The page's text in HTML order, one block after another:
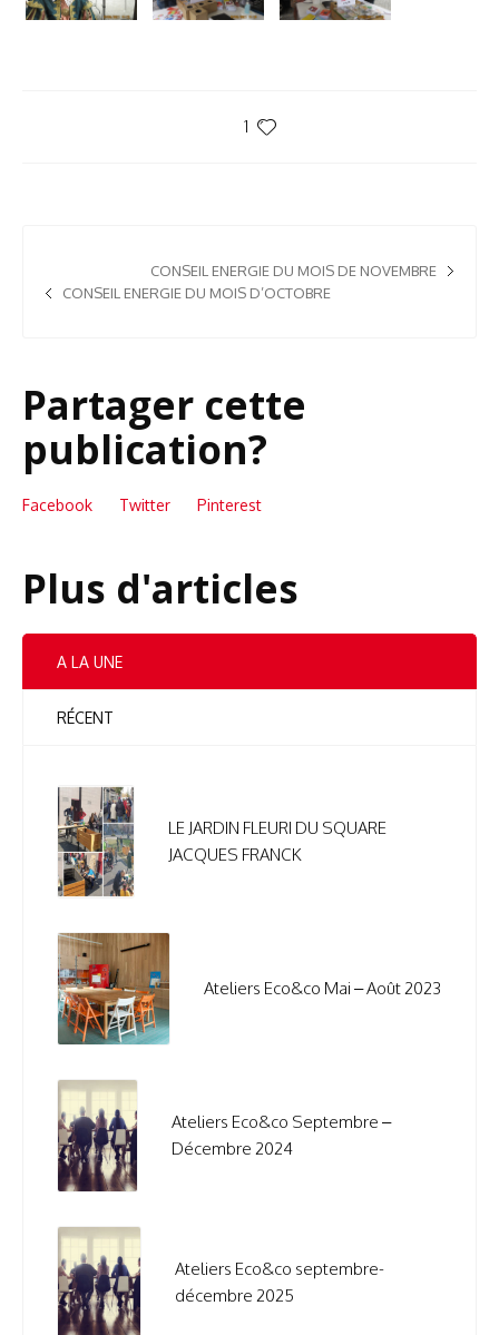
1
CONSEIL ENERGIE DU MOIS DE NOVEMBRE
CONSEIL ENERGIE DU MOIS D’OCTOBRE
Partager cette
publication?
Facebook Twitter Pinterest
Plus d'articles
A LA UNE
RÉCENT
LE JARDIN FLEURI DU SQUARE
JACQUES FRANCK
Ateliers Eco&co Mai – Août 2023
Ateliers Eco&co Septembre –
Décembre 2024
Ateliers Eco&co septembre-
décembre 2025